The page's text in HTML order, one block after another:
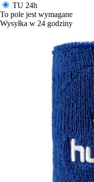
TU 24h
To pole jest wymagane
Wysyłka w 24 godziny